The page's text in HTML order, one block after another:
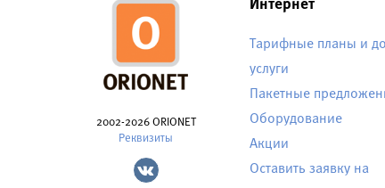
2002-2026 ORIONET
Реквизиты
Интернет
Тарифные планы и
услуги
Пакетные
Оборудование
Акции
Оставить заявку на